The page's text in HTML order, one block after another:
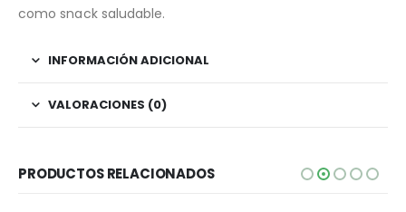
como snack saludable.
INFORMACIÓN ADICIONAL
VALORACIONES (0)
PRODUCTOS RELACIONADOS